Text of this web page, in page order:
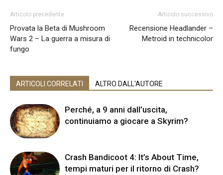
Articolo precedente
Provata la Beta di Mushroom
Wars 2 – La guerra a misura di
fungo
Articolo successivo
Recensione Headlander –
Metroid in technicolor
ARTICOLI CORRELATI ALTRO DALL'AUTORE
Perché, a 9 anni dall’uscita,
continuiamo a giocare a Skyrim?
Crash Bandicoot 4: It’s About Time,
tempi maturi per il ritorno di Crash?